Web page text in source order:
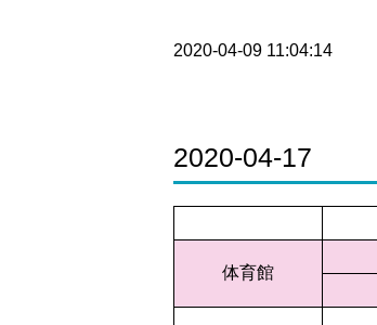
2020-04-09 11:04:14
2020-04-17
体育館